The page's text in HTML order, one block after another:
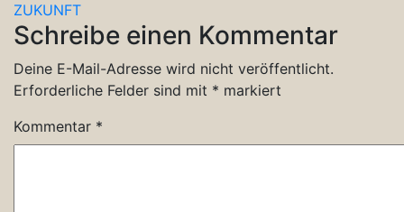
ZUKUNFT
Schreibe einen Kommentar
Deine E-Mail-Adresse wird nicht veröffentlicht.
Erforderliche Felder sind mit * markiert
Kommentar *